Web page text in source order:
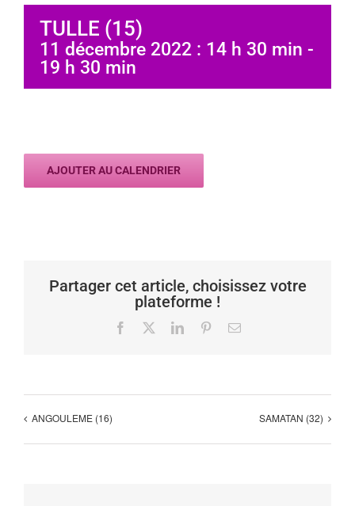
TULLE (15)
11 décembre 2022 : 14 h 30 min -
19 h 30 min
AJOUTER AU CALENDRIER
Partager cet article, choisissez votre
plateforme !
Facebook LinkedInPinterestEmail
ANGOULEME (16) SAMATAN (32)